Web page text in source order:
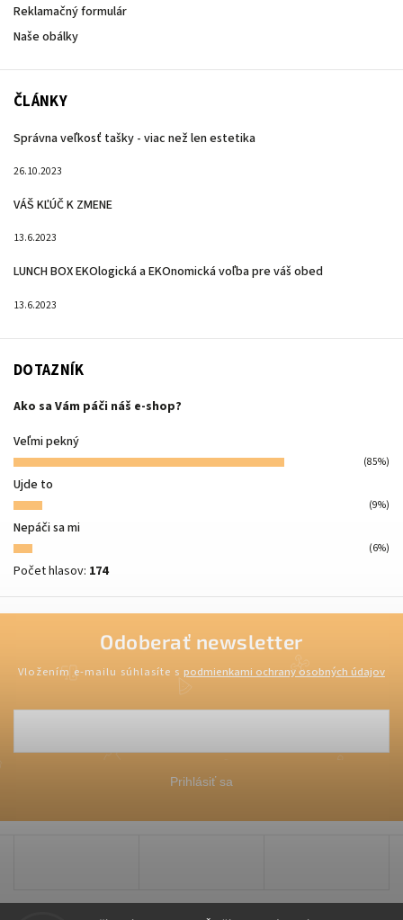
Reklamačný formulár
Naše obálky
ČLÁNKY
Správna veľkosť tašky - viac než len estetika
26.10.2023
VÁŠ KĽÚČ K ZMENE
13.6.2023
LUNCH BOX EKOlogická a EKOnomická voľba pre váš obed
13.6.2023
DOTAZNÍK
Ako sa Vám páči náš e-shop?
Veľmi pekný
(85%)
Ujde to
(9%)
Nepáči sa mi
(6%)
Počet hlasov: 174
Odoberať newsletter
Vložením e-mailu súhlasíte s podmienkami ochrany osobných údajov
Prihlásiť sa